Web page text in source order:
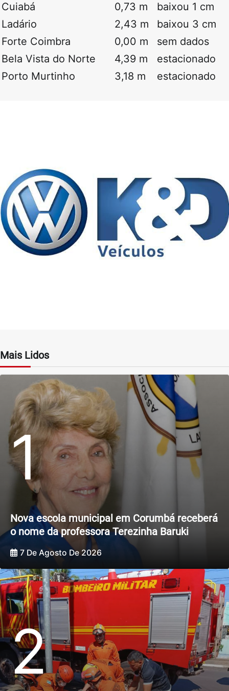
Cuiabá 0,73 m
baixou 1 cm
Ladário
2,43 m
baixou 3 cm
Forte Coimbra
0,00 m
sem dados
Bela Vista do Norte
4,39 m
estacionado
Porto Murtinho
3,18 m estacionado
Mais Lidos
1
Nova escola municipal em Corumbá receberá
o nome da professora Terezinha Baruki
7 De Agosto De 2026
2